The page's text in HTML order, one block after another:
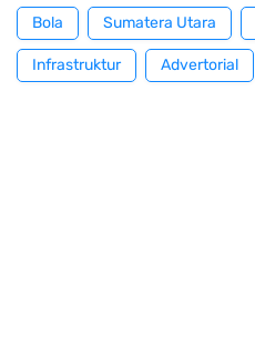
Bola Sumatera Utara
Infrastruktur Advertorial